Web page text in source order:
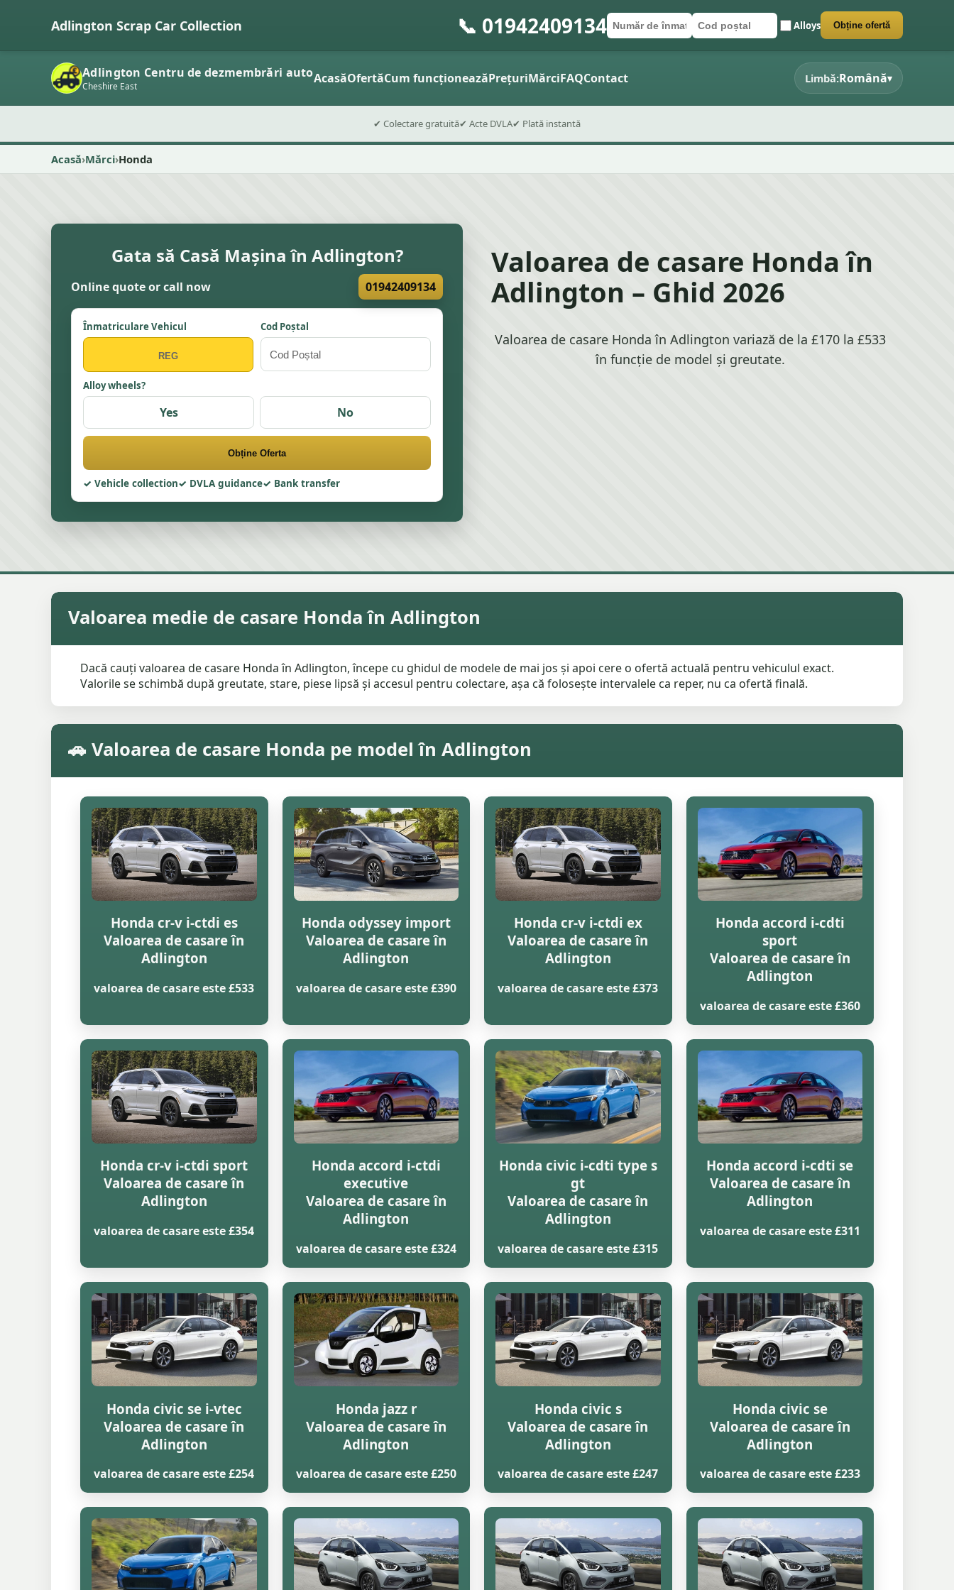
Adlington Scrap Car Collection 📞 01942409134Număr de înmatriculare
Cod poștal Alloys
Trimite formularul Obține ofertă
Adlington Centru de dezmembrări auto
Cheshire East AcasăOfertăCum funcționeazăPrețuriMărciFAQContact Limbă:Română▾
✔ Colectare gratuită✔ Acte DVLA✔ Plată instantă
Acasă Mărci Honda
Gata să Casă Mașina în Adlington?
Online quote or call now 01942409134
Înmatriculare Vehicul Cod Poștal
Alloy wheels?
Yes No
Obține Oferta
Vehicle collection DVLA guidance Bank transfer
Valoarea de casare Honda în
Adlington – Ghid 2026
Valoarea de casare Honda în Adlington variază de la £170 la £533
în funcție de model și greutate.
Valoarea medie de casare Honda în Adlington
Dacă cauți valoarea de casare Honda în Adlington, începe cu ghidul de modele de mai jos și apoi cere o ofertă actuală pentru vehiculul exact.
Valorile se schimbă după greutate, stare, piese lipsă și accesul pentru colectare, așa că folosește intervalele ca reper, nu ca ofertă finală.
🚗 Valoarea de casare Honda pe model în Adlington
Honda cr-v i-ctdi es
Valoarea de casare în
Adlington
valoarea de casare este £533
Honda odyssey import
Valoarea de casare în
Adlington
valoarea de casare este £390
Honda cr-v i-ctdi ex
Valoarea de casare în
Adlington
valoarea de casare este £373
Honda accord i-cdti
sport
Valoarea de casare în
Adlington
valoarea de casare este £360
Honda cr-v i-ctdi sport
Valoarea de casare în
Adlington
valoarea de casare este £354
Honda accord i-ctdi
executive
Valoarea de casare în
Adlington
valoarea de casare este £324
Honda civic i-cdti type s
gt
Valoarea de casare în
Adlington
valoarea de casare este £315
Honda accord i-cdti se
Valoarea de casare în
Adlington
valoarea de casare este £311
Honda civic se i-vtec
Valoarea de casare în
Adlington
valoarea de casare este £254
Honda jazz r
Valoarea de casare în
Adlington
valoarea de casare este £250
Honda civic s
Valoarea de casare în
Adlington
valoarea de casare este £247
Honda civic se
Valoarea de casare în
Adlington
valoarea de casare este £233